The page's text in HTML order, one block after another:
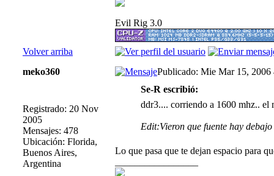
Evil Rig 3.0
Volver arriba
meko360
Publicado: Mie Mar 15, 2006
Registrado: 20 Nov
2005
Mensajes: 478
Ubicación: Florida,
Buenos Aires,
Argentina
Se-R escribió:
ddr3.... corriendo a 1600 mhz.. el
Edit:Vieron que fuente hay
Lo que pasa que te dejan espacio para